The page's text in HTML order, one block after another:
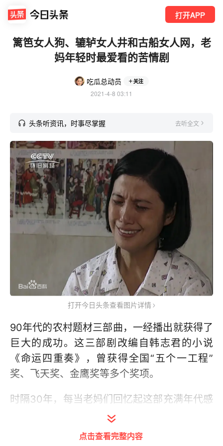
打开APP
篱笆女人狗、辘轳女人井和古船女人网，老
妈年轻时最爱看的苦情剧
吃瓜总动员 关注
2021-4-8 03:11
头条听资讯，时事尽掌握 去听全文
打开今日头条查看图片详情
90年代的农村题材三部曲，一经播出就获得了
巨大的成功。这三部剧改编自韩志君的小说
《命运四重奏》，曾获得全国“五个一工程”
奖、飞天奖、金鹰奖等多个奖项。
时隔30年，每当老妈们回忆起这部充满年代感
的电视剧，还在为枣花的多舛命运心痛不已。
第一部《篱笆、女人和狗》，1989年，在大连
点击查看完整内容